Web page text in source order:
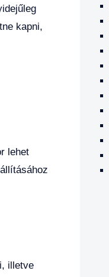
kapni,
lehet
illetve